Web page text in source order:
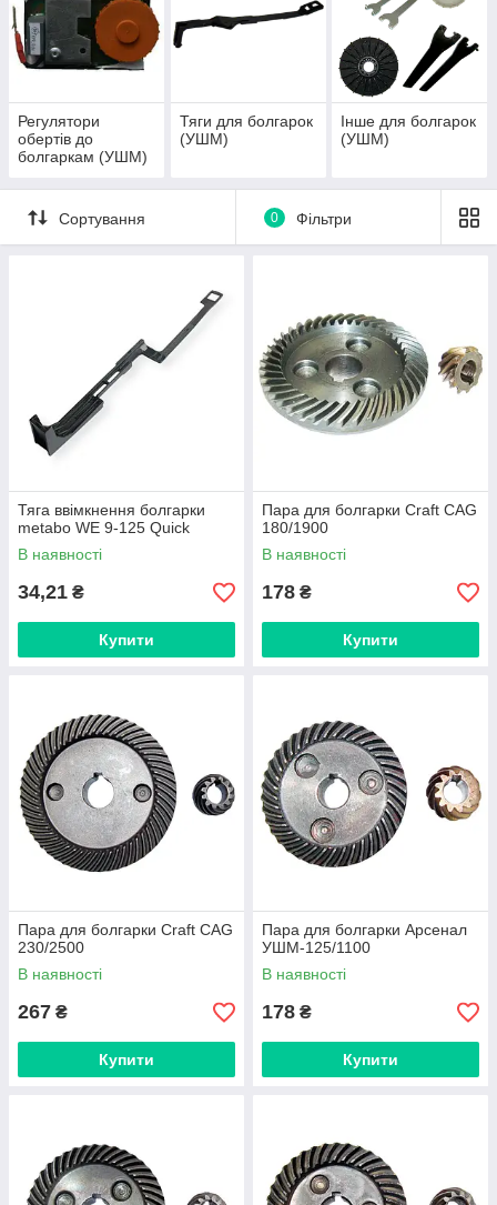
Регулятори
обертів до
болгаркам (УШМ)
Тяги для болгарок
(УШМ)
Інше для болгарок
(УШМ)
Сортування 0 Фільтри
Тяга ввімкнення болгарки
metabo WE 9-125 Quick
В наявності
34,21 ₴
Купити
Пара для болгарки Craft CAG
180/1900
В наявності
178 ₴
Купити
Пара для болгарки Craft CAG
230/2500
В наявності
267 ₴
Купити
Пара для болгарки Арсенал
УШМ-125/1100
В наявності
178 ₴
Купити